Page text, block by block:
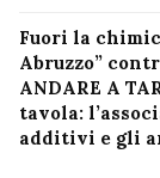
Fuori la
Abruzzo”
ANDARE A
tavola:
additivi e gli